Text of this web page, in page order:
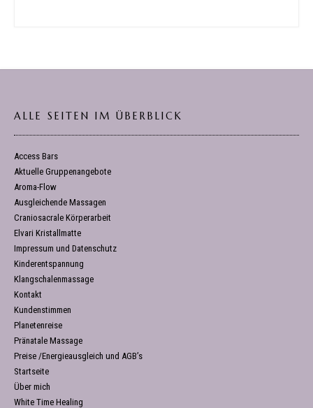
ALLE SEITEN IM ÜBERBLICK
Access Bars
Aktuelle Gruppenangebote
Aroma-Flow
Ausgleichende Massagen
Craniosacrale Körperarbeit
Elvari Kristallmatte
Impressum und Datenschutz
Kinderentspannung
Klangschalenmassage
Kontakt
Kundenstimmen
Planetenreise
Pränatale Massage
Preise /Energieausgleich und AGB’s
Startseite
Über mich
White Time Healing